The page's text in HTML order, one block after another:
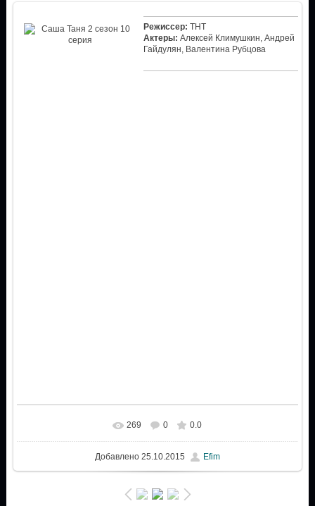
Режиссер: ТНТ
Актеры: Алексей Климушкин, Андрей
Гайдулян, Валентина Рубцова
269 0 0.0
Добавлено25.10.2015 Efim